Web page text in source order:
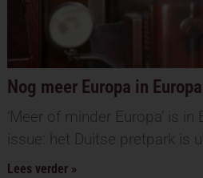
Nog meer Europa in
‘Meer of minder Europa’ is in
issue: het Duitse pretpark is
Lees verder »